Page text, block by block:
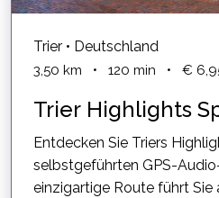
Trier • Deutschland
3,50 km • 120 min • €
Trier Highlights
Entdecken Sie Triers
selbstgeführten GPS-
einzigartige Route führt Sie